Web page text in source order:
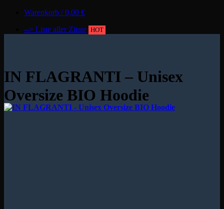
Warenkorb /0,00 €
--> Liste aller Zitate HOT
IN FLAGRANTI – Unisex
Oversize BIO Hoodie